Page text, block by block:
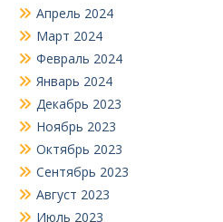
Апрель 2024
Март 2024
Февраль 2024
Январь 2024
Декабрь 2023
Ноябрь 2023
Октябрь 2023
Сентябрь 2023
Август 2023
Июль 2023